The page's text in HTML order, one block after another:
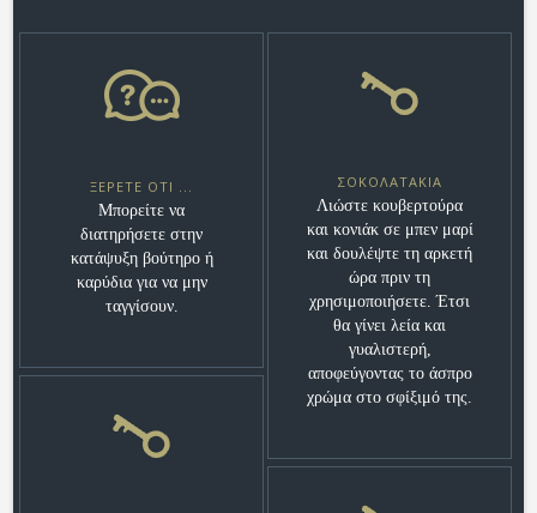
ΞΈΡΕΤΕ ΌΤΙ ...
Μπορείτε να
διατηρήσετε στην
κατάψυξη βούτηρο ή
καρύδια για να μην
ταγγίσουν.
ΣΟΚΟΛΑΤΆΚΙΑ
Λιώστε κουβερτούρα
και κονιάκ σε μπεν μαρί
και δουλέψτε τη αρκετή
ώρα πριν τη
χρησιμοποιήσετε. Έτσι
θα γίνει λεία και
γυαλιστερή,
αποφεύγοντας το άσπρο
χρώμα στο σφίξιμό της.